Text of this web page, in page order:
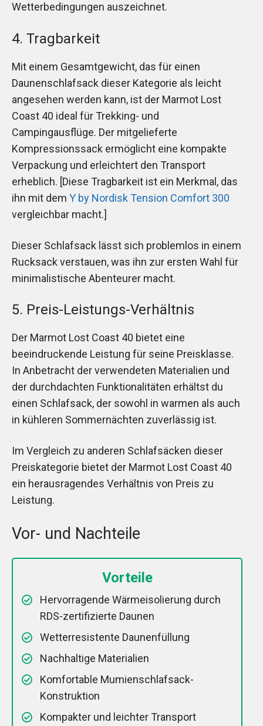
Wetterbedingungen auszeichnet.
4. Tragbarkeit
Mit einem Gesamtgewicht, das für einen
Daunenschlafsack dieser Kategorie als leicht
angesehen werden kann, ist der Marmot Lost
Coast 40 ideal für Trekking- und
Campingausflüge. Der mitgelieferte
Kompressionssack ermöglicht eine kompakte
Verpackung und erleichtert den Transport
erheblich. [Diese Tragbarkeit ist ein Merkmal, das
ihn mit dem Y by Nordisk Tension Comfort 300
vergleichbar macht.]
Dieser Schlafsack lässt sich problemlos in einem
Rucksack verstauen, was ihn zur ersten Wahl für
minimalistische Abenteurer macht.
5. Preis-Leistungs-Verhältnis
Der Marmot Lost Coast 40 bietet eine
beeindruckende Leistung für seine Preisklasse.
In Anbetracht der verwendeten Materialien und
der durchdachten Funktionalitäten erhältst du
einen Schlafsack, der sowohl in warmen als auch
in kühleren Sommernächten zuverlässig ist.
Im Vergleich zu anderen Schlafsäcken dieser
Preiskategorie bietet der Marmot Lost Coast 40
ein herausragendes Verhältnis von Preis zu
Leistung.
Vor- und Nachteile
Vorteile
Hervorragende Wärmeisolierung durch
RDS-zertifizierte Daunen
Wetterresistente Daunenfüllung
Nachhaltige Materialien
Komfortable Mumienschlafsack-
Konstruktion
Kompakter und leichter Transport